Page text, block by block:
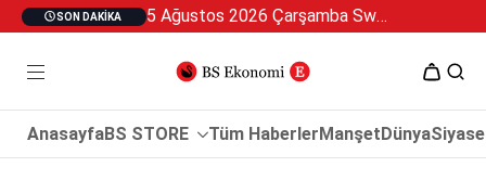
SON DAKIKA 5 Ağustos 2026 Çarşamba Swan Özel 2
AnasayfaBS STORE Tüm HaberlerManşetDünya